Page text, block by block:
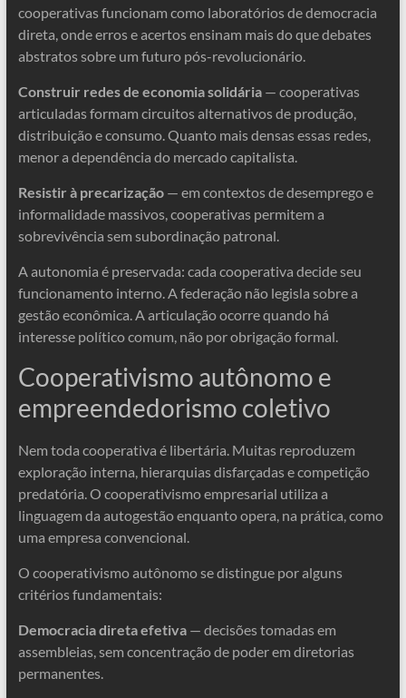
cooperativas funcionam como laboratórios de democracia
direta, onde erros e acertos ensinam mais do que debates
abstratos sobre um futuro pós-revolucionário.
Construir redes de economia solidária— cooperativas
articuladas formam circuitos alternativos de produção,
distribuição e consumo. Quanto mais densas essas redes,
menor a dependência do mercado capitalista.
Resistir à precarização— em contextos de desemprego e
informalidade massivos, cooperativas permitem a
sobrevivência sem subordinação patronal.
A autonomia é preservada: cada cooperativa decide seu
funcionamento interno. A federação não legisla sobre a
gestão econômica. A articulação ocorre quando há
interesse político comum, não por obrigação formal.
Cooperativismo autônomo e
empreendedorismo coletivo
Nem toda cooperativa é libertária. Muitas reproduzem
exploração interna, hierarquias disfarçadas e competição
predatória. O cooperativismo empresarial utiliza a
linguagem da autogestão enquanto opera, na prática, como
uma empresa convencional.
O cooperativismo autônomo se distingue por alguns
critérios fundamentais:
Democracia direta efetiva— decisões tomadas em
assembleias, sem concentração de poder em diretorias
permanentes.